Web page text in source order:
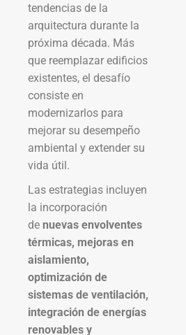
tendencias de la
arquitectura durante la
próxima década. Más
que reemplazar edificios
existentes, el desafío
consiste en
modernizarlos para
mejorar su desempeño
ambiental y extender su
vida útil.
Las estrategias incluyen
la incorporación
de nuevas envolventes
térmicas, mejoras en
aislamiento,
optimización de
sistemas de ventilación,
integración de energías
renovables y